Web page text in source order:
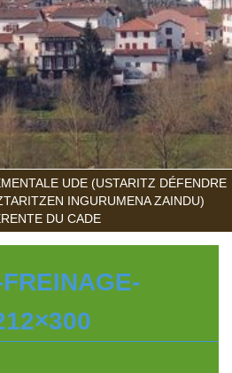
UDE (USTARITZ DÉFENDRE
INGURUMENA ZAINDU)
DU CADE